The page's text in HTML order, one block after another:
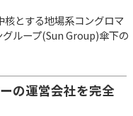
とする地場系コングロマ
ループ(Sun Group)傘下の
の運営会社を完全